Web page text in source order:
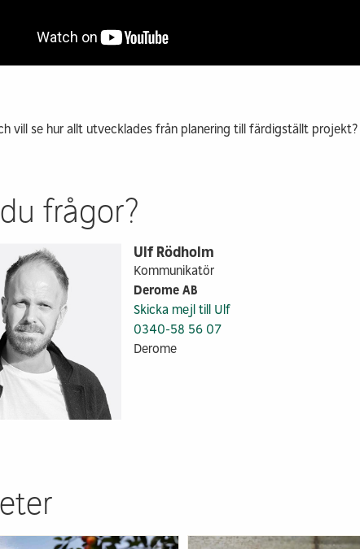
vill se hur allt utvecklades från planering till färdigställt projekt?
frågor?
Ulf Rödholm
Kommunikatör
Derome AB
Skicka mejl till Ulf
0340-58 56 07
Derome